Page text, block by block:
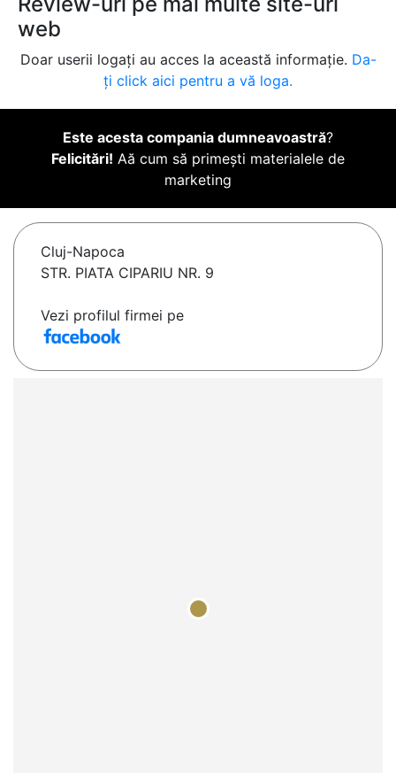
web
Doar userii logați au acces la această informație. Da-
ți click aici pentru a vă loga.
Este acesta compania dumneavoastră?
Felicitări! Aă cum să primești materialele de
marketing
Cluj-Napoca
STR. PIATA CIPARIU NR. 9
Vezi profilul firmei pe